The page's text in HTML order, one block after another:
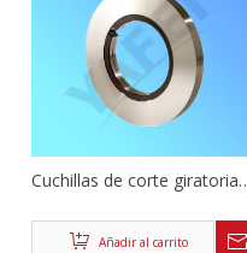
Cuchillas de corte giratorias
Añadir al carrito